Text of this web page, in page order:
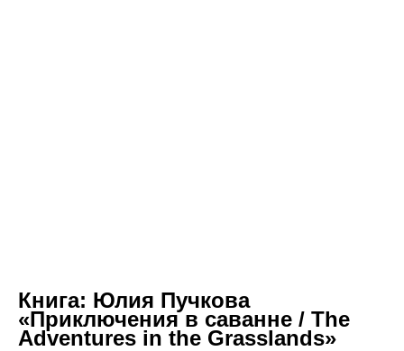
Книга: Юлия Пучкова
«Приключения в саванне / The
Adventures in the Grasslands»